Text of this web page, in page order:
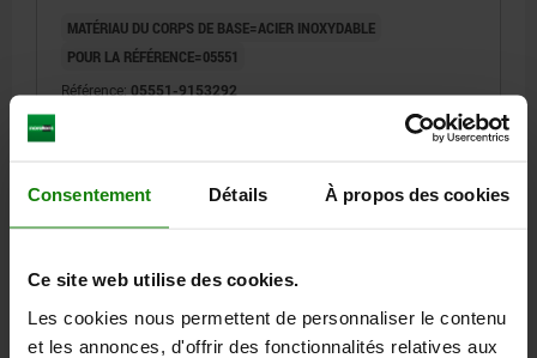
Consentement Détails À propos des cookies
Ce site web utilise des cookies.
Les cookies nous permettent de personnaliser le contenu
et les annonces, d'offrir des fonctionnalités relatives aux
MATÉRIAU DU CORPS DE BASE=ACIER INOXYDABLE
POUR LA RÉFÉRENCE=05551
Référence:05551-9153292
DÉTAILS
CAO